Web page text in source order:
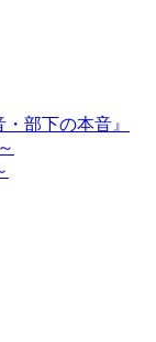
部下の本音』